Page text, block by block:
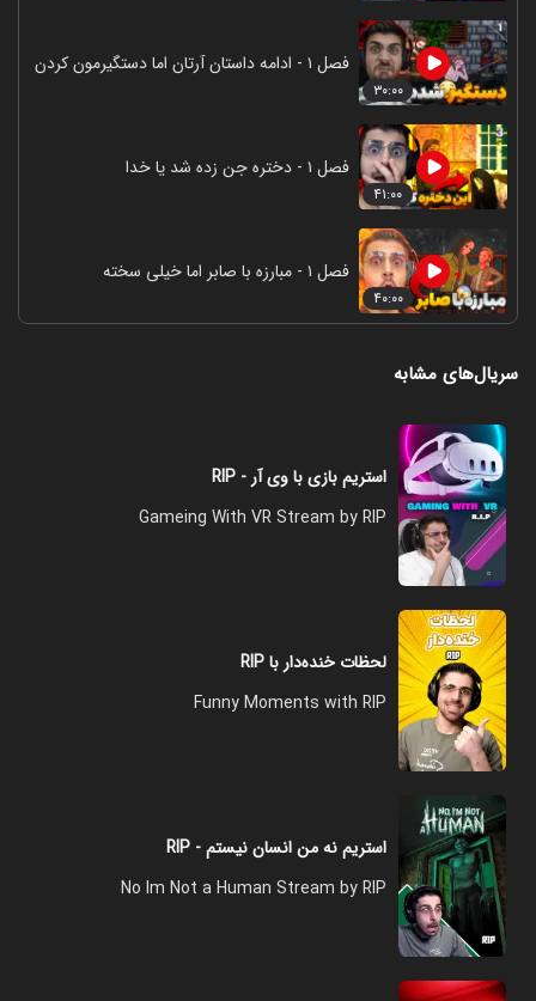
۳۰:۰۰
فصل ۱ - ادامه داستان آرتان اما دستگیرمون کردن
۴۱:۰۰
فصل ۱ - دختره جن زده شد یا خدا
۴۰:۰۰
فصل ۱ - مبارزه با صابر اما خیلی سخته
سریال‌های مشابه
استریم بازی با وی آر - RIP
Gameing With VR Stream by RIP
لحظات خنده‌دار با RIP
Funny Moments with RIP
استریم نه من انسان نیستم - RIP
No Im Not a Human Stream by RIP